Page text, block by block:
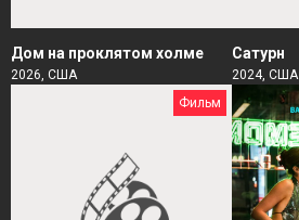
Дом на проклятом холме
2026, США
Сатурн
2024, США
Фильм